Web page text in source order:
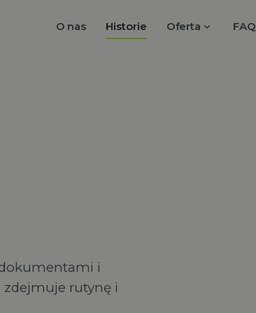
O nas Historie Oferta expand_more FAQ
i
zdejmuje rutynę i